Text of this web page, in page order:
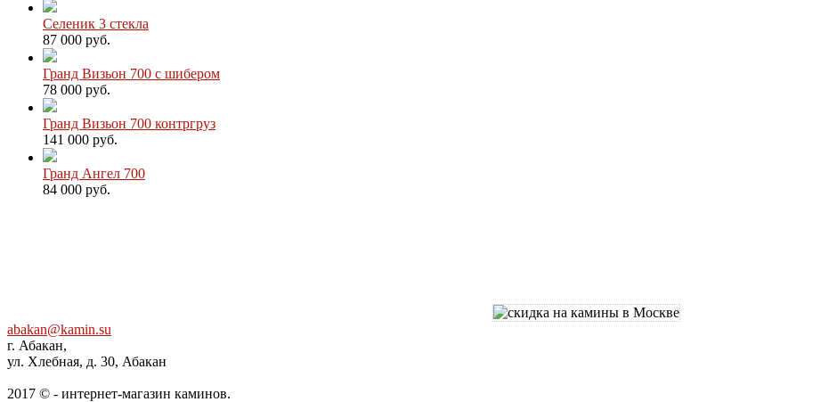
Селеник 3 стекла
87 000 руб.
Гранд Визьон 700 с шибером
78 000 руб.
Гранд Визьон 700 контргруз
141 000 руб.
Гранд Ангел 700
84 000 руб.
abakan@kamin.su
г. Абакан,
ул. Хлебная, д. 30, Абакан
2017 © - интернет-магазин каминов.